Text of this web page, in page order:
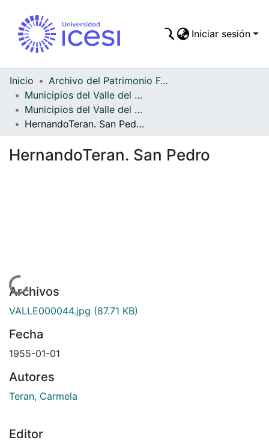
Todo DSpace
Iniciar sesión
Inicio
Archivo del Patrimonio Fotográfico y Fílmico del Valle del Cauca
Municipios del Valle del Cauca
Municipios del Valle del Cauca
HernandoTeran. San Pedro
HernandoTeran. San Pedro
Cargando...
Archivos
VALLE000044.jpg (87.71 KB)
Fecha
1955-01-01
Autores
Teran, Carmela
Editor